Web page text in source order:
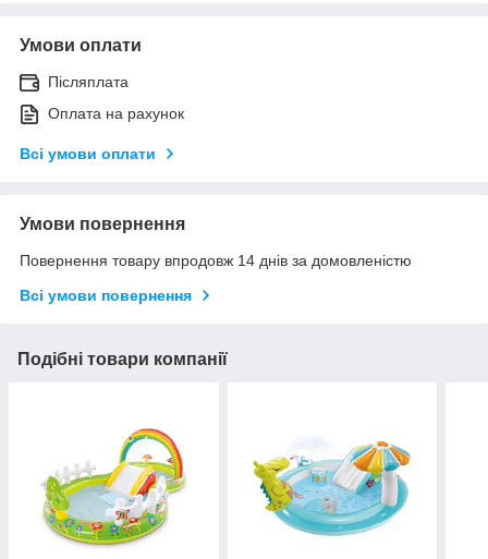
Умови оплати
Післяплата
Оплата на рахунок
Всі умови оплати
Умови повернення
Повернення товару впродовж 14 днів за домовленістю
Всі умови повернення
Подібні товари компанії